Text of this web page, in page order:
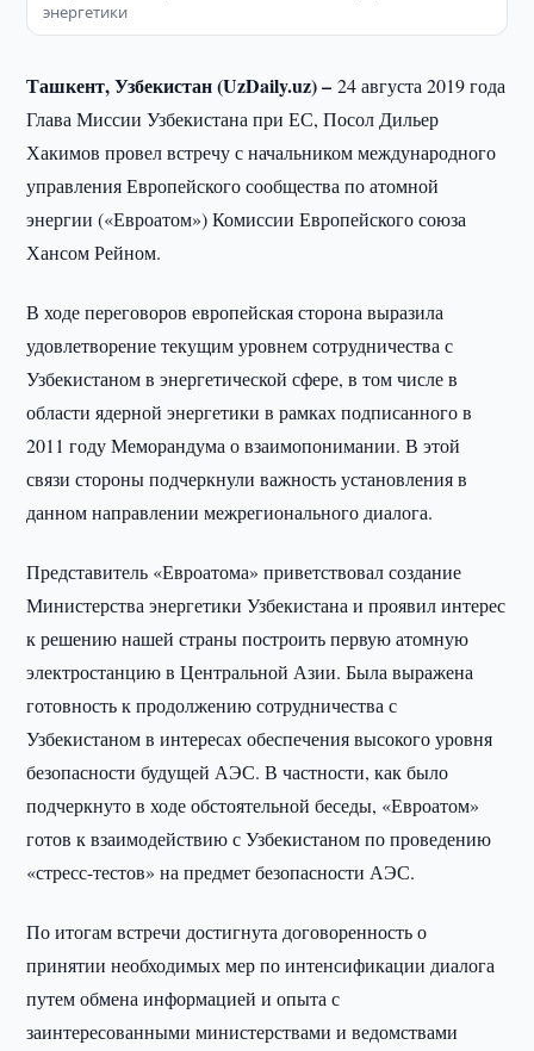
энергетики
Ташкент, Узбекистан (UzDaily.uz) –24 августа 2019 года
Глава Миссии Узбекистана при ЕС, Посол Дильер
Хакимов провел встречу с начальником международного
управления Европейского сообщества по атомной
энергии («Евроатом») Комиссии Европейского союза
Хансом Рейном.
В ходе переговоров европейская сторона выразила
удовлетворение текущим уровнем сотрудничества с
Узбекистаном в энергетической сфере, в том числе в
области ядерной энергетики в рамках подписанного в
2011 году Меморандума о взаимопонимании. В этой
связи стороны подчеркнули важность установления в
данном направлении межрегионального диалога.
Представитель «Евроатома» приветствовал создание
Министерства энергетики Узбекистана и проявил интерес
к решению нашей страны построить первую атомную
электростанцию в Центральной Азии. Была выражена
готовность к продолжению сотрудничества с
Узбекистаном в интересах обеспечения высокого уровня
безопасности будущей АЭС. В частности, как было
подчеркнуто в ходе обстоятельной беседы, «Евроатом»
готов к взаимодействию с Узбекистаном по проведению
«стресс-тестов» на предмет безопасности АЭС.
По итогам встречи достигнута договоренность о
принятии необходимых мер по интенсификации диалога
путем обмена информацией и опыта с
заинтересованными министерствами и ведомствами